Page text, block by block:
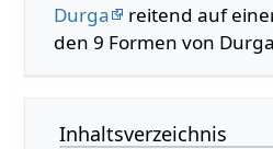
Durga
reitend auf
den 9 Formen von Durga
Inhaltsverzeichnis